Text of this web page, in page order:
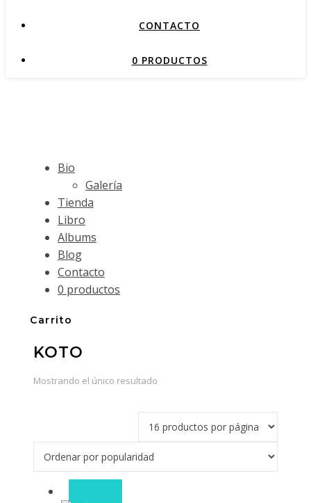
CONTACTO
0 PRODUCTOS
Bio
Galería
Tienda
Libro
Albums
Blog
Contacto
0 productos
Carrito
KOTO
Mostrando el único resultado